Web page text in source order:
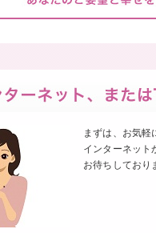
まずは、お気軽
インターネット
お待ちしており